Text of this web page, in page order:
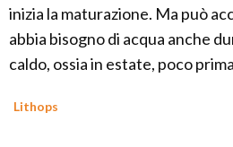
inizia la maturazione. Ma può
abbia bisogno di acqua anche
caldo, ossia in estate, poco
Lithops